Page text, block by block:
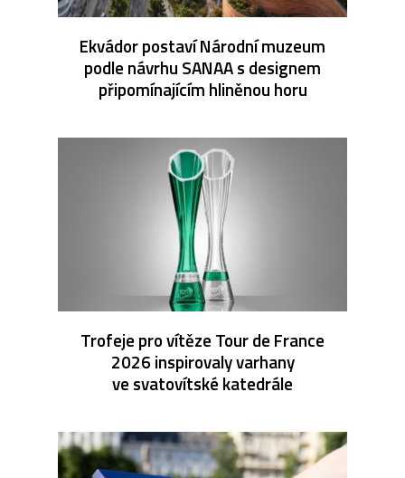
Ekvádor postaví Národní muzeum
podle návrhu SANAA s designem
připomínajícím hliněnou horu
Trofeje pro vítěze Tour de France
2026 inspirovaly varhany
ve svatovítské katedrále